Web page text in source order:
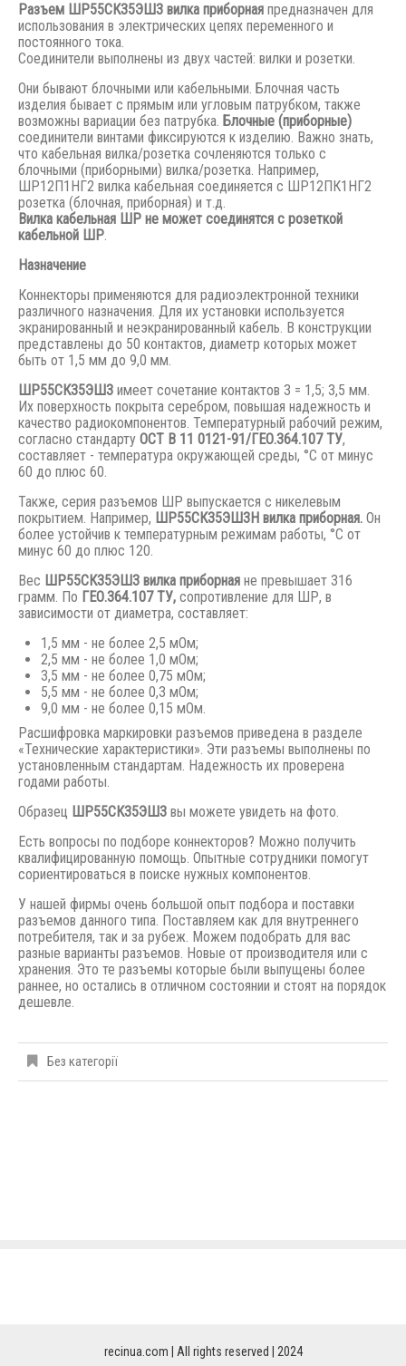
Разъем ШР55СК35ЭШ3 вилка приборная предназначен для
использования в электрических цепях переменного и
постоянного тока.
Соединители выполнены из двух частей: вилки и розетки.
Они бывают блочными или кабельными. Блочная часть
изделия бывает с прямым или угловым патрубком, также
возможны вариации без патрубка. Блочные (приборные)
соединители винтами фиксируются к изделию. Важно знать,
что кабельная вилка/розетка сочленяются только с
блочными (приборными) вилка/розетка. Например,
ШР12П1НГ2 вилка кабельная соединяется с ШР12ПК1НГ2
розетка (блочная, приборная) и т.д.
Вилка кабельная ШР не может соединятся с розеткой
кабельной ШР.
Назначение
Коннекторы применяются для радиоэлектронной техники
различного назначения. Для их установки используется
экранированный и неэкранированный кабель. В конструкции
представлены до 50 контактов, диаметр которых может
быть от 1,5 мм до 9,0 мм.
ШР55СК35ЭШ3 имеет сочетание контактов 3 = 1,5; 3,5 мм.
Их поверхность покрыта серебром, повышая надежность и
качество радиокомпонентов. Температурный рабочий режим,
согласно стандарту ОСТ В 11 0121-91/ГЕО.364.107 ТУ,
составляет - температура окружающей среды, °С от минус
60 до плюс 60.
Также, серия разъемов ШР выпускается с никелевым
покрытием. Например, ШР55СК35ЭШ3Н вилка приборная. Он
более устойчив к температурным режимам работы, °С от
минус 60 до плюс 120.
Вес ШР55СК35ЭШ3 вилка приборная не превышает 316
грамм. По ГЕО.364.107 ТУ, сопротивление для ШР, в
зависимости от диаметра, составляет:
1,5 мм - не более 2,5 мОм;
2,5 мм - не более 1,0 мОм;
3,5 мм - не более 0,75 мОм;
5,5 мм - не более 0,3 мОм;
9,0 мм - не более 0,15 мОм.
Расшифровка маркировки разъемов приведена в разделе
«Технические характеристики». Эти разъемы выполнены по
установленным стандартам. Надежность их проверена
годами работы.
Образец ШР55СК35ЭШ3 вы можете увидеть на фото.
Есть вопросы по подборе коннекторов? Можно получить
квалифицированную помощь. Опытные сотрудники помогут
сориентироваться в поиске нужных компонентов.
У нашей фирмы очень большой опыт подбора и поставки
разъемов данного типа. Поставляем как для внутреннего
потребителя, так и за рубеж. Можем подобрать для вас
разные варианты разъемов. Новые от производителя или с
хранения. Это те разъемы которые были выпущены более
раннее, но остались в отличном состоянии и стоят на порядок
дешевле.
Без категорії
recinua.com | All rights reserved | 2024